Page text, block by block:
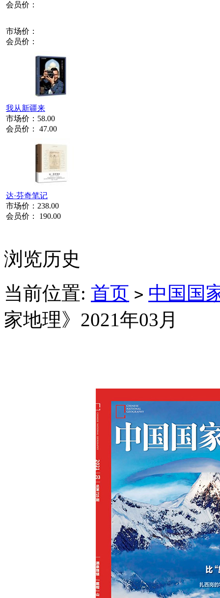
会员价：
市场价：
会员价：
我从新疆来
市场价： 58.00
会员价： 47.00
达·芬奇笔记
市场价： 238.00
会员价： 190.00
浏览历史
当前位置: 首页 > 中国国
家地理》2021年03月